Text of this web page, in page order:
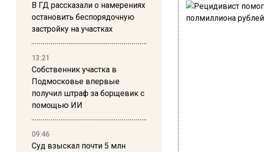
В ГД рассказали о намерениях
остановить беспорядочную
застройку на участках
13:21
Собственник участка в
Подмосковье впервые
получил штраф за борщевик с
помощью ИИ
09:46
Суд взыскал почти 5 млн